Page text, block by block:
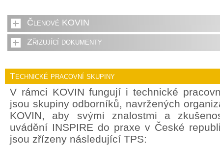
Členové KOVIN
Zřizující dokumenty
Technické pracovní skupiny
V rámci KOVIN fungují i technické
jsou skupiny odborníků, navržených
KOVIN, aby svými znalostmi a
uvádění INSPIRE do praxe v České
jsou zřízeny následující TPS: